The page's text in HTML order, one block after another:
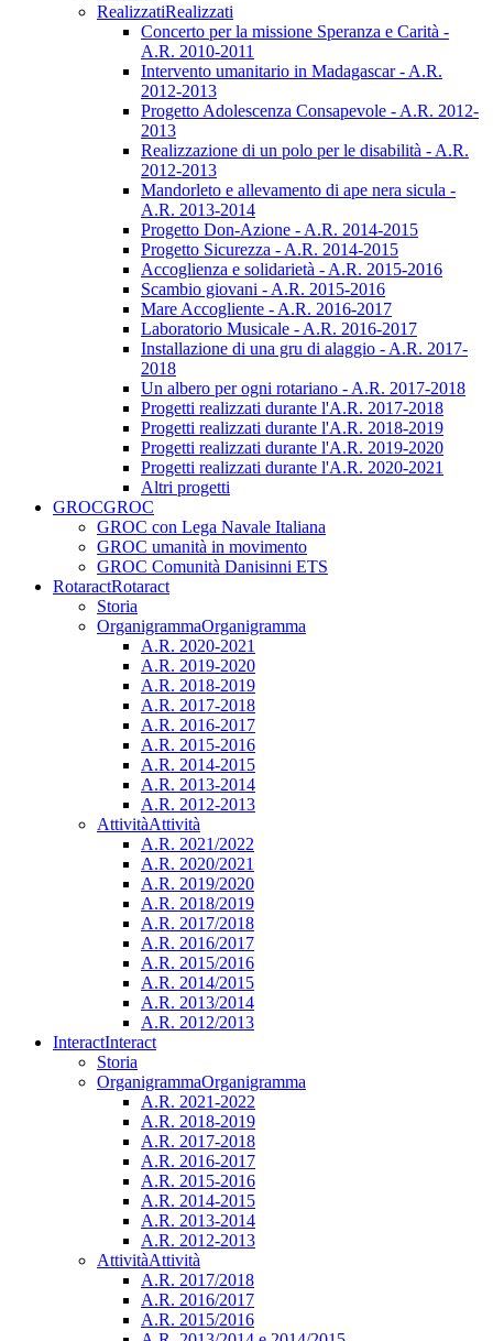
RealizzatiRealizzati
Concerto per la missione Speranza e Carità -
A.R. 2010-2011
Intervento umanitario in Madagascar - A.R.
2012-2013
Progetto Adolescenza Consapevole - A.R. 2012-
2013
Realizzazione di un polo per le disabilità - A.R.
2012-2013
Mandorleto e allevamento di ape nera sicula -
A.R. 2013-2014
Progetto Don-Azione - A.R. 2014-2015
Progetto Sicurezza - A.R. 2014-2015
Accoglienza e solidarietà - A.R. 2015-2016
Scambio giovani - A.R. 2015-2016
Mare Accogliente - A.R. 2016-2017
Laboratorio Musicale - A.R. 2016-2017
Installazione di una gru di alaggio - A.R. 2017-
2018
Un albero per ogni rotariano - A.R. 2017-2018
Progetti realizzati durante l'A.R. 2017-2018
Progetti realizzati durante l'A.R. 2018-2019
Progetti realizzati durante l'A.R. 2019-2020
Progetti realizzati durante l'A.R. 2020-2021
Altri progetti
GROCGROC
GROC con Lega Navale Italiana
GROC umanità in movimento
GROC Comunità Danisinni ETS
RotaractRotaract
Storia
OrganigrammaOrganigramma
A.R. 2020-2021
A.R. 2019-2020
A.R. 2018-2019
A.R. 2017-2018
A.R. 2016-2017
A.R. 2015-2016
A.R. 2014-2015
A.R. 2013-2014
A.R. 2012-2013
AttivitàAttività
A.R. 2021/2022
A.R. 2020/2021
A.R. 2019/2020
A.R. 2018/2019
A.R. 2017/2018
A.R. 2016/2017
A.R. 2015/2016
A.R. 2014/2015
A.R. 2013/2014
A.R. 2012/2013
InteractInteract
Storia
OrganigrammaOrganigramma
A.R. 2021-2022
A.R. 2018-2019
A.R. 2017-2018
A.R. 2016-2017
A.R. 2015-2016
A.R. 2014-2015
A.R. 2013-2014
A.R. 2012-2013
AttivitàAttività
A.R. 2017/2018
A.R. 2016/2017
A.R. 2015/2016